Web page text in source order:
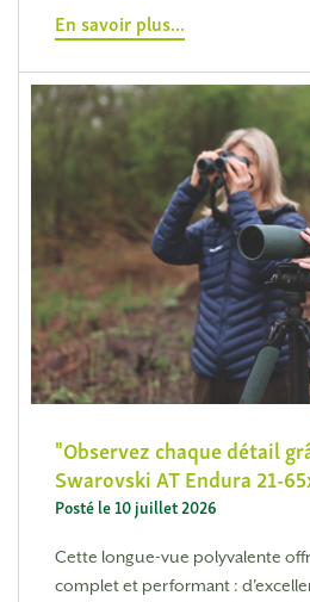
En savoir plus...
Observez chaque détail
Swarovski AT Endura 21-
Posté le 10 juillet 2026
Cette longue-vue polyvalente
complet et performant :